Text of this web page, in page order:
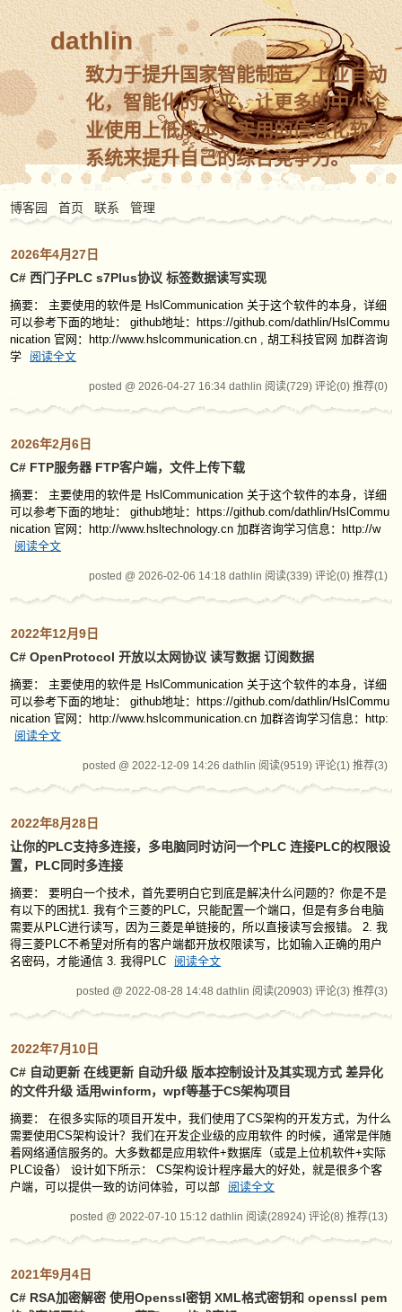
dathlin
致力于提升国家智能制造，工业自动
化，智能化的水平，让更多的中小企
业使用上低成本，实用的信息化软件
系统来提升自己的综合竞争力。
博客园 首页 联系 管理
2026年4月27日
C# 西门子PLC s7Plus协议 标签数据读写实现
摘要： 主要使用的软件是 HslCommunication 关于这个软件的本身，详细
可以参考下面的地址： github地址：https://github.com/dathlin/HslCommu
nication 官网：http://www.hslcommunication.cn , 胡工科技官网 加群咨询
学
阅读全文
posted @ 2026-04-27 16:34 dathlin 阅读(729) 评论(0) 推荐(0)
2026年2月6日
C# FTP服务器 FTP客户端，文件上传下载
摘要： 主要使用的软件是 HslCommunication 关于这个软件的本身，详细
可以参考下面的地址： github地址：https://github.com/dathlin/HslCommu
nication 官网：http://www.hsltechnology.cn 加群咨询学习信息：http://w
阅读全文
posted @ 2026-02-06 14:18 dathlin 阅读(339) 评论(0) 推荐(1)
2022年12月9日
C# OpenProtocol 开放以太网协议 读写数据 订阅数据
摘要： 主要使用的软件是 HslCommunication 关于这个软件的本身，详细
可以参考下面的地址： github地址：https://github.com/dathlin/HslCommu
nication 官网：http://www.hslcommunication.cn 加群咨询学习信息：http:
阅读全文
posted @ 2022-12-09 14:26 dathlin 阅读(9519) 评论(1) 推荐(3)
2022年8月28日
让你的PLC支持多连接，多电脑同时访问一个PLC 连接PLC的权限设
置，PLC同时多连接
摘要： 要明白一个技术，首先要明白它到底是解决什么问题的？你是不是
有以下的困扰1. 我有个三菱的PLC，只能配置一个端口，但是有多台电脑
需要从PLC进行读写，因为三菱是单链接的，所以直接读写会报错。 2. 我
得三菱PLC不希望对所有的客户端都开放权限读写，比如输入正确的用户
名密码，才能通信 3. 我得PLC
阅读全文
posted @ 2022-08-28 14:48 dathlin 阅读(20903) 评论(3) 推荐(3)
2022年7月10日
C# 自动更新 在线更新 自动升级 版本控制设计及其实现方式 差异化
的文件升级 适用winform，wpf等基于CS架构项目
摘要： 在很多实际的项目开发中，我们使用了CS架构的开发方式，为什么
需要使用CS架构设计？我们在开发企业级的应用软件 的时候，通常是伴随
着网络通信服务的。大多数都是应用软件+数据库（或是上位机软件+实际
PLC设备） 设计如下所示： CS架构设计程序最大的好处，就是很多个客
户端，可以提供一致的访问体验，可以部
阅读全文
posted @ 2022-07-10 15:12 dathlin 阅读(28924) 评论(8) 推荐(13)
2021年9月4日
C# RSA加密解密 使用Openssl密钥 XML格式密钥和 openssl pem